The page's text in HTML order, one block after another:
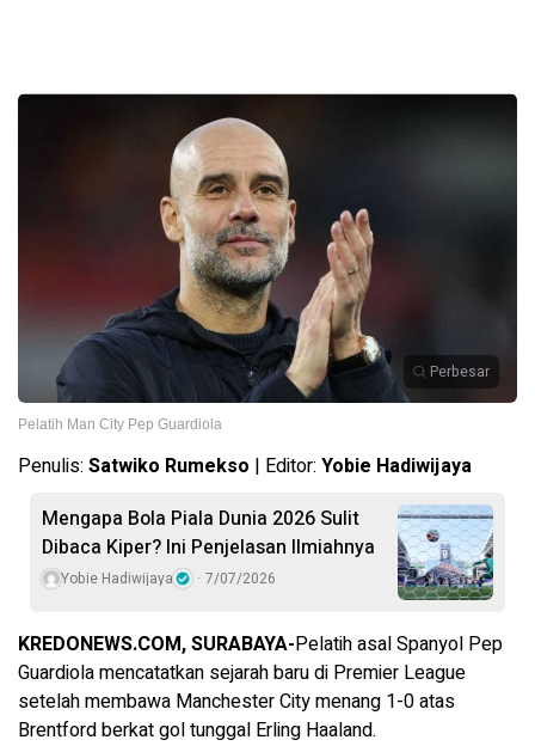
Perbesar
Pelatih Man City Pep Guardiola
Penulis: Satwiko Rumekso | Editor: Yobie Hadiwijaya
Mengapa Bola Piala Dunia 2026 Sulit
Dibaca Kiper? Ini Penjelasan Ilmiahnya
Yobie Hadiwijaya 7/07/2026
KREDONEWS.COM, SURABAYA-Pelatih asal Spanyol Pep
Guardiola mencatatkan sejarah baru di Premier League
setelah membawa Manchester City menang 1-0 atas
Brentford berkat gol tunggal Erling Haaland.